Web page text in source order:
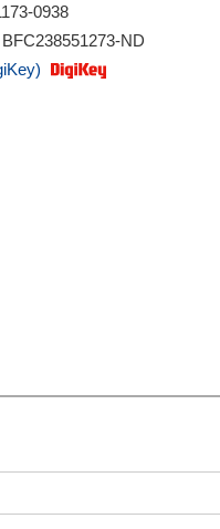
0938
BFC238551273-ND